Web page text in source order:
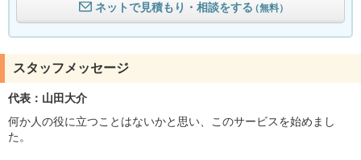
ネットで見積もり・相談をする（無料）
スタッフメッセージ
代表：山田大介
何か人の役に立つことはないかと思い、このサービスを始めまし
た。